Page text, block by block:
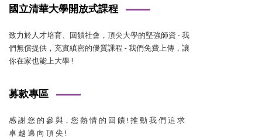
國立清華大學開放式課程
致力於人才培育、回饋社會，頂尖大學的堅強師資 - 我
們無償提供，充實縝密的優質課程 - 我們免費上傳，讓
你在家也能上大學 !
募款專區
感 謝 您 的 參 與，您 熱 情 的 回 饋 ! 推 動 我 們 追 求
卓 越 邁 向 頂 尖 !